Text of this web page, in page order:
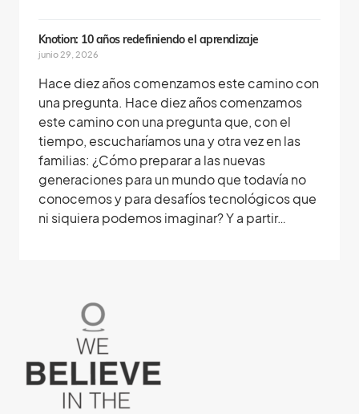
Knotion: 10 años redefiniendo el aprendizaje
junio 29, 2026
Hace diez años comenzamos este camino con
una pregunta. Hace diez años comenzamos
este camino con una pregunta que, con el
tiempo, escucharíamos una y otra vez en las
familias: ¿Cómo preparar a las nuevas
generaciones para un mundo que todavía no
conocemos y para desafíos tecnológicos que
ni siquiera podemos imaginar? Y a partir…